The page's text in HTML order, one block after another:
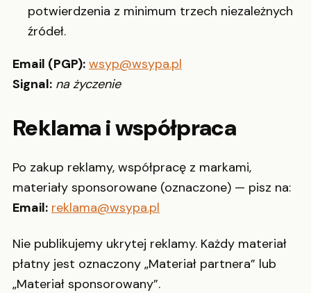
potwierdzenia z minimum trzech niezależnych
źródeł.
Email (PGP): wsyp@wsypa.pl
Signal: na życzenie
Reklama i współpraca
Po zakup reklamy, współpracę z markami,
materiały sponsorowane (oznaczone) — pisz na:
Email: reklama@wsypa.pl
Nie publikujemy ukrytej reklamy. Każdy materiał
płatny jest oznaczony „Materiał partnera” lub
„Materiał sponsorowany”.